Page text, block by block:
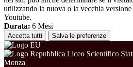
utilizzando la nuova o la vecchia
Youtube.
Durata: 6 Mesi
Accetta tutti Salva le preferenze
Liceo Scientifico
Monza